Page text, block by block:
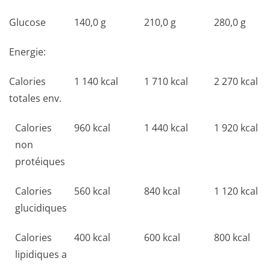
Glucose 140,0 g 210,0 g 280,0 g
Energie:
Calories
totales env.
1 140 kcal 1 710 kcal 2 270 kcal
Calories
non
protéiques
960 kcal 1 440 kcal 1 920 kcal
Calories
glucidiques
560 kcal 840 kcal 1 120 kcal
Calories
lipidiques a
400 kcal 600 kcal 800 kcal